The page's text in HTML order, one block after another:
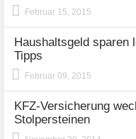
Februar 15, 2015
Haushaltsgeld sparen
Tipps
Februar 09, 2015
KFZ-Versicherung
Stolpersteinen